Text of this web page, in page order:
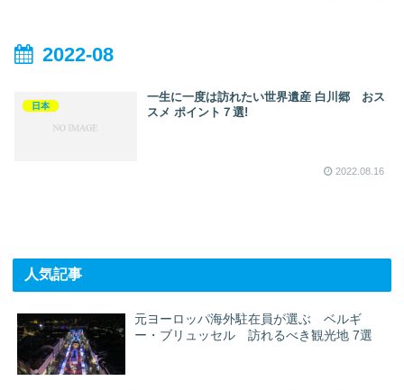
2022-08
日本
一生に一度は訪れたい世界遺産 白川郷 おス
スメ ポイント７選!
2022.08.16
人気記事
元ヨーロッパ海外駐在員が選ぶ ベルギ
ー・ブリュッセル 訪れるべき観光地 7選